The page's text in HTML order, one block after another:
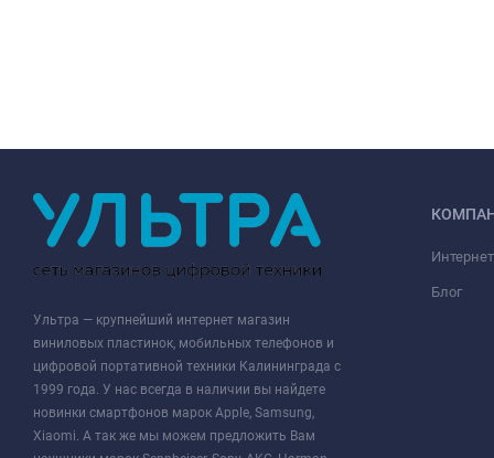
Ультра — крупнейший интернет магазин
виниловых пластинок, мобильных телефонов и
цифровой портативной техники Калининграда с
1999 года. У нас всегда в наличии вы найдете
новинки смартфонов марок Apple, Samsung,
Xiaomi. А так же мы можем предложить Вам
Блог